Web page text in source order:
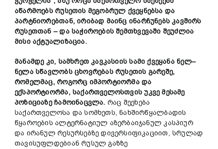
აწარმოებს რუსეთის მეგობრულ ქვეყნებსა და
პარტნიორებთან,ირიბად მაინც ინარჩუნებს კავშირს
რუსეთთან –და საჭიროების შემთხვევაში შეუძლია
მისიაქტუალიზაცია.
მანამდე კი, სამხრეთ კავკასიის სამი ქვეყანა ნელ–
ნელა სწავლობს ცხოვრებას რუსეთის გარეშე,
რომელმაც, როგორც იმპორტიორმა და
ექსპორტიორმა, საქართველოსთვის უკვე მესამე
პოზიციაზე ჩამოინაცვლა. რაც შეეხება
საქართველოსა და სომხეთს, ნახშირწყალბადის
წყაროების ალტერნატიულ აზერბაიჯანულ კასპიურ
და ირანულ რესურსებზე დივერსიფიკაციით, სრულად
თავისუფლდებიან რუსულ გაზზე